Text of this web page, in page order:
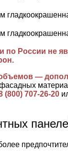
России не
—
(800) 707-26-20